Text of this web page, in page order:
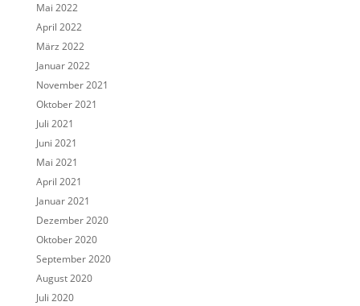
Mai 2022
April 2022
März 2022
Januar 2022
November 2021
Oktober 2021
Juli 2021
Juni 2021
Mai 2021
April 2021
Januar 2021
Dezember 2020
Oktober 2020
September 2020
August 2020
Juli 2020